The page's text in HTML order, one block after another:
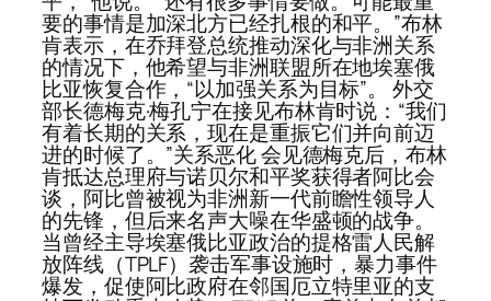
要的事情是加深北方已经扎根的和平。”布林
肯表示，在乔拜登总统推动深化与非洲关系
的情况下，他希望与非洲联盟所在地埃塞俄
比亚恢复合作，“以加强关系为目标”。 外交
部长德梅克·梅孔宁在接见布林肯时说：“我们
有着长期的关系，现在是重振它们并向前迈
进的时候了。”关系恶化 会见德梅克后，布林
肯抵达总理府与诺贝尔和平奖获得者阿比会
谈，阿比曾被视为非洲新一代前瞻性领导人
的先锋，但后来名声大噪在华盛顿的战争。
当曾经主导埃塞俄比亚政治的提格雷人民解
放阵线（TPLF）袭击军事设施时，暴力事件
爆发，促使阿比政府在邻国厄立特里亚的支